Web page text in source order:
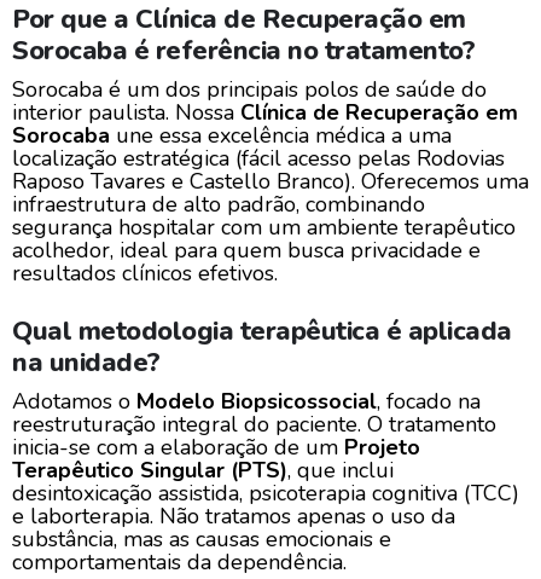
Por que a Clínica de Recuperação em
Sorocaba é referência no tratamento?
Sorocaba é um dos principais polos de saúde do
interior paulista. Nossa Clínica de Recuperação em
Sorocaba une essa excelência médica a uma
localização estratégica (fácil acesso pelas Rodovias
Raposo Tavares e Castello Branco). Oferecemos uma
infraestrutura de alto padrão, combinando
segurança hospitalar com um ambiente terapêutico
acolhedor, ideal para quem busca privacidade e
resultados clínicos efetivos.
Qual metodologia terapêutica é aplicada
na unidade?
Adotamos o Modelo Biopsicossocial, focado na
reestruturação integral do paciente. O tratamento
inicia-se com a elaboração de um Projeto
Terapêutico Singular (PTS), que inclui
desintoxicação assistida, psicoterapia cognitiva (TCC)
e laborterapia. Não tratamos apenas o uso da
substância, mas as causas emocionais e
comportamentais da dependência.